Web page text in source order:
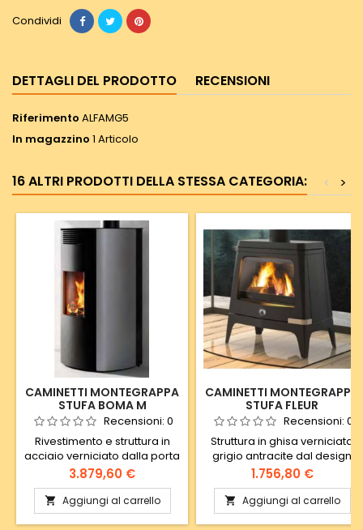
Condividi
DETTAGLI DEL PRODOTTO RECENSIONI
Riferimento ALFAMG5
In magazzino 1 Articolo
16 ALTRI PRODOTTI DELLA STESSA CATEGORIA: >
<
CAMINETTI MONTEGRAPPA
STUFA BOMA M
Recensioni: 0
Rivestimento e struttura in
acciaio verniciato dalla porta
arrotondata. ML a legna ad
aria calda ventilata e
canalizzabile (solo ML13V)
dimensioni corpo +
Prezzo
3.879,60 €
 Aggiungi al carrello
CAMINETTI MONTEGRAPPA
STUFA FLEUR
Recensioni: 0
Struttura in ghisa verniciata
grigio antracite dal design
moderno. Uscita fumi
superiore. Prezzo da listino.
Ulteriore sconto applicabile
presso punto vendita.
Prezzo
1.756,80 €
 Aggiungi al carrello